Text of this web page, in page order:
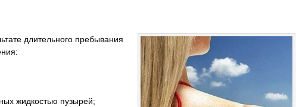
длительного пребывания
жидкостью пузырей;